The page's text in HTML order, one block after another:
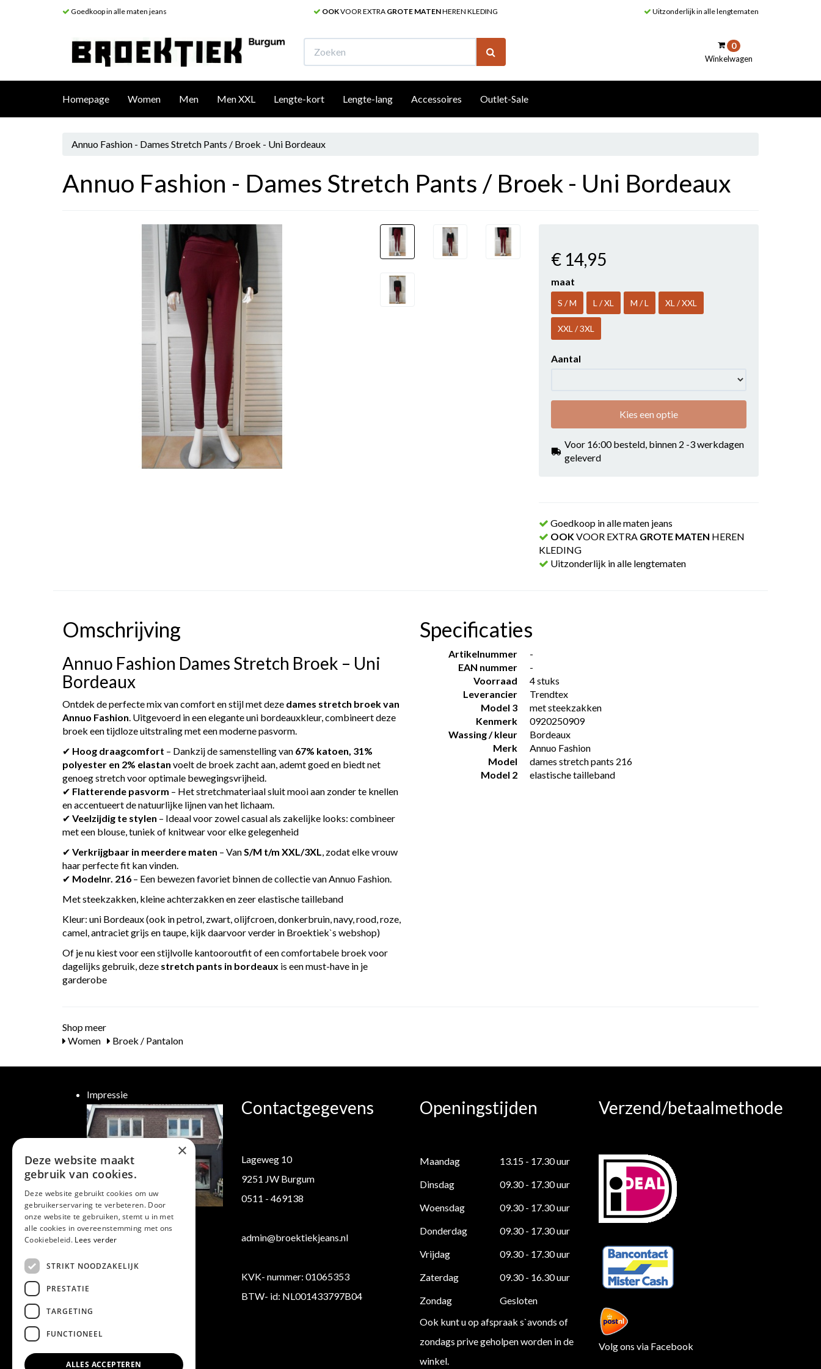
Goedkoop in alle maten jeans OOKVOOR EXTRA GROTE MATENHEREN KLEDING Uitzonderlijk in alle lengtematen
0
Winkelwagen
Homepage Women Men Men XXL Lengte-kort Lengte-lang Accessoires Outlet-Sale
Annuo Fashion - Dames Stretch Pants / Broek - Uni Bordeaux
Annuo Fashion - Dames Stretch Pants / Broek - Uni Bordeaux
€ 14,95
maat
S / M L / XL M / L XL / XXL
XXL / 3XL
Aantal
Kies een optie
Voor 16:00 besteld, binnen 2 -3 werkdagen
geleverd
Goedkoop in alle maten jeans
OOKVOOR EXTRA GROTE MATEN HEREN
KLEDING
Uitzonderlijk in alle lengtematen
Omschrijving
Annuo Fashion Dames Stretch Broek – Uni
Bordeaux
Ontdek de perfecte mix van comfort en stijl met deze dames stretch broek van
Annuo Fashion. Uitgevoerd in een elegante uni bordeauxkleur, combineert deze
broek een tijdloze uitstraling met een moderne pasvorm.
✔ Hoog draagcomfort – Dankzij de samenstelling van 67% katoen, 31%
polyester en 2% elastan voelt de broek zacht aan, ademt goed en biedt net
genoeg stretch voor optimale bewegingsvrijheid.
✔ Flatterende pasvorm – Het stretchmateriaal sluit mooi aan zonder te knellen
en accentueert de natuurlijke lijnen van het lichaam.
✔ Veelzijdig te stylen – Ideaal voor zowel casual als zakelijke looks: combineer
met een blouse, tuniek of knitwear voor elke gelegenheid
✔ Verkrijgbaar in meerdere maten – VanS/M t/m XXL/3XL, zodat elke vrouw
haar perfecte fit kan vinden.
✔ Modelnr. 216 – Een bewezen favoriet binnen de collectie van Annuo Fashion.
Met steekzakken, kleine achterzakken en zeer elastische tailleband
Kleur: uni Bordeaux (ook in petrol, zwart, olijfcroen, donkerbruin, navy, rood, roze,
camel, antraciet grijs en taupe, kijk daarvoor verder in Broektiek`s webshop)
Of je nu kiest voor een stijlvolle kantooroutfit of een comfortabele broek voor
dagelijks gebruik, deze stretch pants in bordeaux is een must-have in je
garderobe
Specificaties
Artikelnummer
-
EAN nummer
-
Voorraad
4 stuks
Leverancier
Trendtex
Model 3
met steekzakken
Kenmerk
0920250909
Wassing / kleur
Bordeaux
Merk
Annuo Fashion
Model
dames stretch pants 216
Model 2
elastische tailleband
Shop meer
Women
Broek / Pantalon
Impressie
Klantenservice
Verzending/ Retourneren
Contactgegevens
Lageweg 10
9251 JW Burgum
0511 - 469138
admin@broektiekjeans.nl
KVK- nummer: 01065353
BTW- id: NL001433797B04
Openingstijden
Maandag
13.15 - 17.30 uur
Dinsdag
09.30 - 17.30 uur
Woensdag
09.30 - 17.30 uur
Donderdag
09.30 - 17.30 uur
Vrijdag
09.30 - 17.30 uur
Zaterdag
09.30 - 16.30 uur
Zondag
Gesloten
Ook kunt u op afspraak s`avonds of
zondags prive geholpen worden in de
winkel.
Verzend/betaalmethode
Volg ons via Facebook
×
Deze website maakt
gebruik van cookies.
Deze website gebruikt cookies om uw
gebruikerservaring te verbeteren. Door
onze website te gebruiken, stemt u in met
alle cookies in overeenstemming met ons
Cookiebeleid. Lees verder
STRIKT NOODZAKELIJK
PRESTATIE
TARGETING
FUNCTIONEEL
ALLES ACCEPTEREN